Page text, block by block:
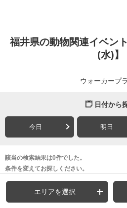
福井県の動物関連イベン
(水)】
ウォーカープ
日付から
今日 明日
該当の検索結果は0件でした。
条件を変えてお探しください。
エリアを選択